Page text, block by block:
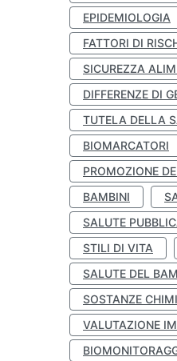
EPIDEMIOLOGIA
FATTORI DI
SICUREZZA
DIFFERENZE DI
TUTELA DELLA
BIOMARCATORI
PROMOZIONE
BAMBINI
SALUTE
STILI DI VITA
SALUTE DEL
SOSTANZE
VALUTAZIONE